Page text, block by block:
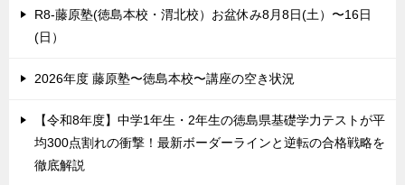
R8-藤原塾(徳島本校・渭北校）お盆休み8月8日(土）〜16日
(日）
2026年度 藤原塾〜徳島本校〜講座の空き状況
【令和8年度】中学1年生・2年生の徳島県基礎学力テストが平
均300点割れの衝撃！最新ボーダーラインと逆転の合格戦略を
徹底解説